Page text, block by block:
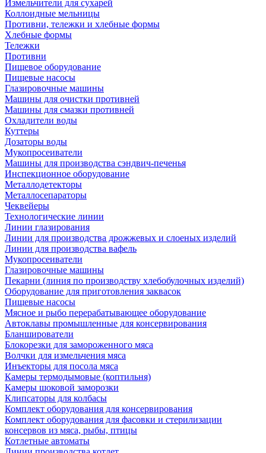
Измельчители для сухарей
Коллоидные мельницы
Противни, тележки и хлебные формы
Хлебные формы
Тележки
Противни
Пищевое оборудование
Пищевые насосы
Глазировочные машины
Машины для очистки противней
Машины для смазки противней
Охладители воды
Куттеры
Дозаторы воды
Мукопросеиватели
Машины для производства сэндвич-печенья
Инспекционное оборудование
Металлодетекторы
Металлосепараторы
Чеквейеры
Технологические линии
Линии глазирования
Линии для производства дрожжевых и слоеных изделий
Линии для производства вафель
Мукопросеиватели
Глазировочные машины
Пекарни (линия по производству хлебобулочных изделий)
Оборудование для приготовления заквасок
Пищевые насосы
Мясное и рыбо перерабатывающее оборудование
Автоклавы промышленные для консервирования
Бланширователи
Блокорезки для замороженного мяса
Волчки для измельчения мяса
Инъекторы для посола мяса
Камеры термодымовые (коптильня)
Камеры шоковой заморозки
Клипсаторы для колбасы
Комплект оборудования для консервирования
Комплект оборудования для фасовки и стерилизации
консервов из мяса, рыбы, птицы
Котлетные автоматы